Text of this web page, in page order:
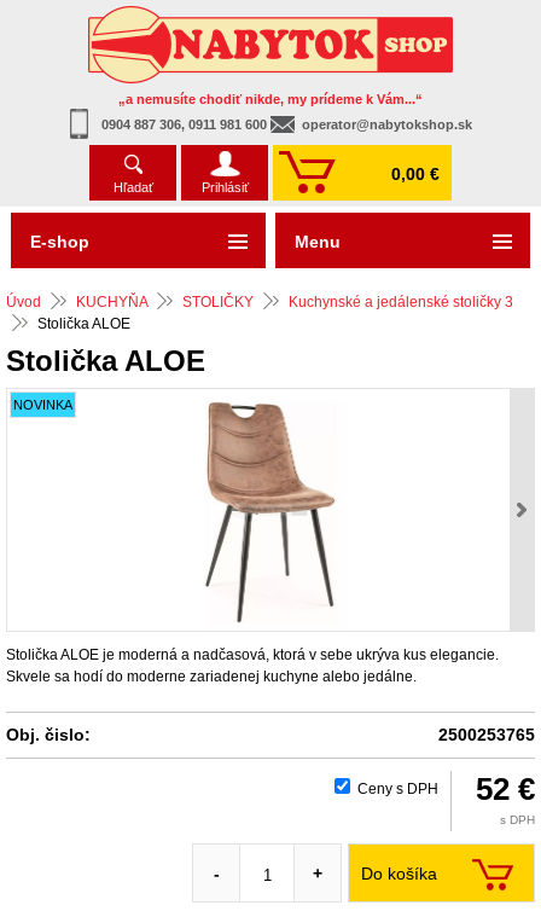
„a nemusíte chodiť nikde, my prídeme k Vám...“
0904 887 306, 0911 981 600
operator@nabytokshop.sk
Hľadať Prihlásiť
0,00 €
Úvod KUCHYŇA STOLIČKY
Kuchynské a jedálenské stoličky 3
Stolička ALOE
Stolička ALOE
NOVINKA
Stolička ALOE je moderná a nadčasová, ktorá v sebe ukrýva kus elegancie.
Skvele sa hodí do moderne zariadenej kuchyne alebo jedálne.
Obj. čislo: 2500253765
Ceny s DPH 52 €
s DPH
Do košíka
- +
E-shop Menu